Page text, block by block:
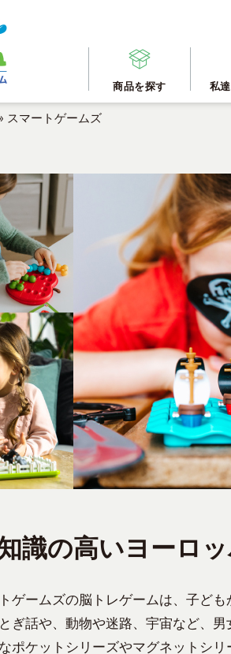
商品を探す 私
スマートゲームズ
識の高いヨーロ
ゲームズの脳トレゲームは、子ど
ぎ話や、動物や迷路、宇宙など、
ポケットシリーズやマグネットシ